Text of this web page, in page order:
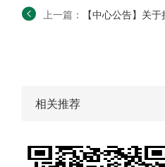
上一篇： 【中心公告】关于
相关推荐